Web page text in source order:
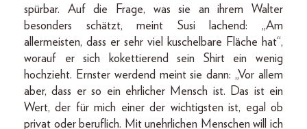
spürbar. Auf die Frage, was sie an ihrem Walter
besonders schätzt, meint Susi lachend: „Am
allermeisten, dass er sehr viel kuschelbare Fläche hat“,
worauf er sich kokettierend sein Shirt ein wenig
hochzieht. Ernster werdend meint sie dann: „Vor allem
aber, dass er so ein ehrlicher Mensch ist. Das ist ein
Wert, der für mich einer der wichtigsten ist, egal ob
privat oder beruflich. Mit unehrlichen Menschen will ich